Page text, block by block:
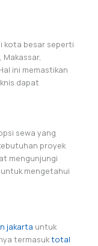
kota besar seperti
ini memastikan
dapat
sewa yang
proyek
mengunjungi
untuk mengetahui
jakarta untuk
termasuktotal